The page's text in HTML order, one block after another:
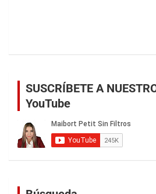
SUSCRÍBETE A
YouTube